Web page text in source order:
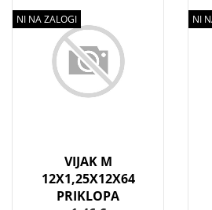
NI NA ZALOGI
VIJAK M
12X1,25X12X64
PRIKLOPA
NI